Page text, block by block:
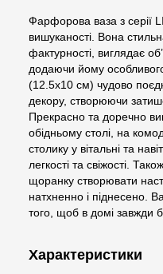
Фарфорова ваза з серії
вишуканості. Вона
фактурності, виглядає
додаючи йому
(12.5х10 см) чудово
декору, створюючи
Прекрасно та доречно
обідньому столі, на
столику у вітальні та
легкості та свіжості.
щоранку створювати
натхненно і піднесено.
того, щоб в домі завжди
Характеристики